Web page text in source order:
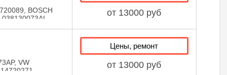
BOSCH
VW
от 13000 руб
VW
Цены, ремонт
от 13000 руб